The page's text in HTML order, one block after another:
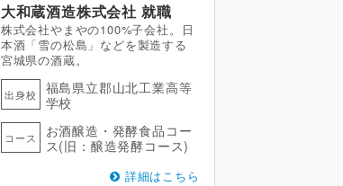
大和蔵酒造株式会社 就職
株式会社やまやの100%子会社。日
本酒「雪の松島」などを製造する
宮城県の酒蔵。
出身校
福島県立郡山北工業高等
学校
コース
お酒醸造・発酵食品コー
ス(旧：醸造発酵コース)
詳細はこちら